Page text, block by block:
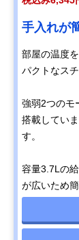
手入れが
部屋の温度を
パクトなス
強弱2つのモ
搭載してい
す。
容量3.7Lの
が広いため